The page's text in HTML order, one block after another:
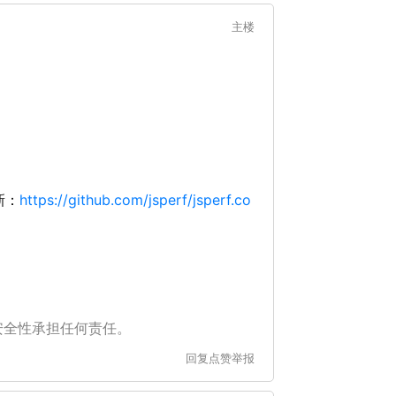
主楼
https://github.com/jsperf/jsperf.co
性承担任何责任。
回复 点赞举报